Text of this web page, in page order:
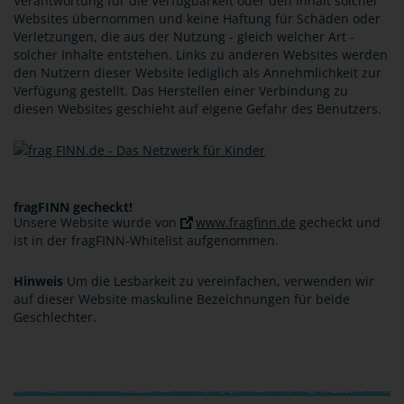
Websites übernommen und keine Haftung für Schäden oder
Verletzungen, die aus der Nutzung - gleich welcher Art -
solcher Inhalte entstehen. Links zu anderen Websites werden
den Nutzern dieser Website lediglich als Annehmlichkeit zur
Verfügung gestellt. Das Herstellen einer Verbindung zu
diesen Websites geschieht auf eigene Gefahr des Benutzers.
fragFINN gecheckt!
Unsere Website wurde von
www.fragfinn.de gecheckt und
ist in der fragFINN-Whitelist aufgenommen.
Hinweis Um die Lesbarkeit zu vereinfachen, verwenden wir
auf dieser Website maskuline Bezeichnungen für beide
Geschlechter.